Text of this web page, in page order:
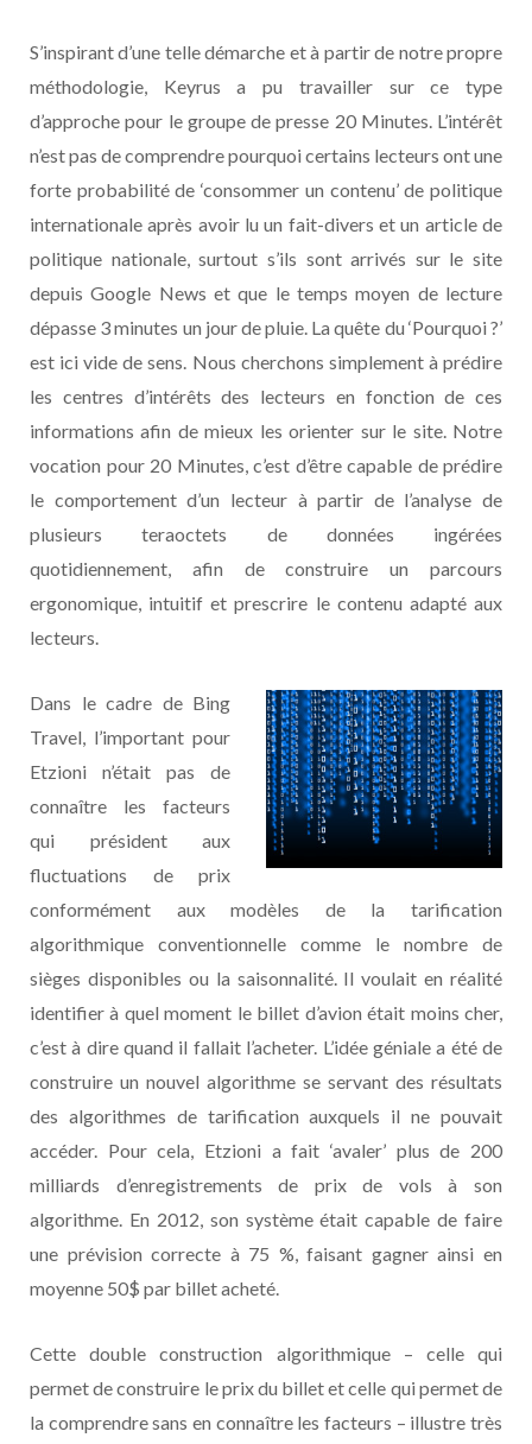
S’inspirant d’une telle démarche et à partir de notre propre
méthodologie, Keyrus a pu travailler sur ce type
d’approche pour le groupe de presse 20 Minutes. L’intérêt
n’est pas de comprendre pourquoi certains lecteurs ont une
forte probabilité de ‘consommer un contenu’ de politique
internationale après avoir lu un fait-divers et un article de
politique nationale, surtout s’ils sont arrivés sur le site
depuis Google News et que le temps moyen de lecture
dépasse 3 minutes un jour de pluie. La quête du ‘Pourquoi ?’
est ici vide de sens. Nous cherchons simplement à prédire
les centres d’intérêts des lecteurs en fonction de ces
informations afin de mieux les orienter sur le site. Notre
vocation pour 20 Minutes, c’est d’être capable de prédire
le comportement d’un lecteur à partir de l’analyse de
plusieurs teraoctets de données ingérées
quotidiennement, afin de construire un parcours
ergonomique, intuitif et prescrire le contenu adapté aux
lecteurs.
Dans le cadre de Bing
Travel, l’important pour
Etzioni n’était pas de
connaître les facteurs
qui président aux
fluctuations de prix
conformément aux modèles de la tarification
algorithmique conventionnelle comme le nombre de
sièges disponibles ou la saisonnalité. Il voulait en réalité
identifier à quel moment le billet d’avion était moins cher,
c’est à dire quand il fallait l’acheter. L’idée géniale a été de
construire un nouvel algorithme se servant des résultats
des algorithmes de tarification auxquels il ne pouvait
accéder. Pour cela, Etzioni a fait ‘avaler’ plus de 200
milliards d’enregistrements de prix de vols à son
algorithme. En 2012, son système était capable de faire
une prévision correcte à 75 %, faisant gagner ainsi en
moyenne 50$ par billet acheté.
Cette double construction algorithmique – celle qui
permet de construire le prix du billet et celle qui permet de
la comprendre sans en connaître les facteurs – illustre très